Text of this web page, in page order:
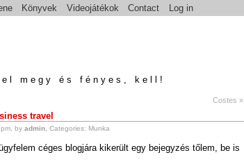
Könyvek Videojátékok Contact Log in
megy és fényes, kell!
Costes »
travel
by admin, Categories: Munka
céges blogjára kikerült egy bejegyzés tőlem, be is